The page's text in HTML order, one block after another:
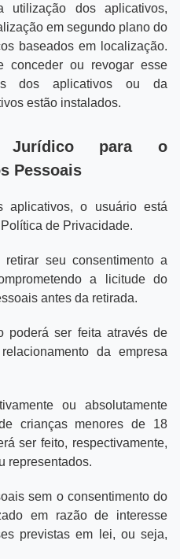
utilização dos aplicativos,
em segundo plano do
baseados em localização.
ou revogar esse
dos aplicativos ou da
estão instalados.
Jurídico para o
Pessoais
o usuário está
de Privacidade.
seu consentimento a
a licitude do
antes da retirada.
poderá ser feita através de
da empresa
ou absolutamente
crianças menores de 18
ser feito, respectivamente,
representados.
sem o consentimento do
em razão de interesse
previstas em lei, ou seja,